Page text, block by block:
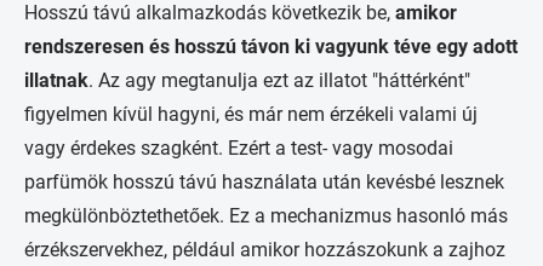
Hosszú távú alkalmazkodás következik be, amikor
rendszeresen és hosszú távon ki vagyunk téve egy adott
illatnak. Az agy megtanulja ezt az illatot "háttérként"
figyelmen kívül hagyni, és már nem érzékeli valami új
vagy érdekes szagként. Ezért a test- vagy mosodai
parfümök hosszú távú használata után kevésbé lesznek
megkülönböztethetőek. Ez a mechanizmus hasonló más
érzékszervekhez, például amikor hozzászokunk a zajhoz